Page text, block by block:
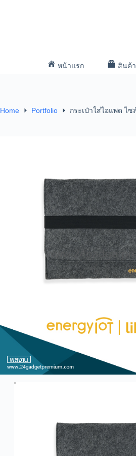
หน้าแรก สินค้
Home Portfolio กระเป๋าใส่ไอแพด ไซ